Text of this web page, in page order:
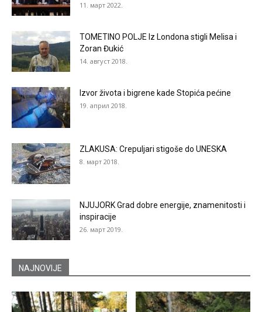
11. март 2022.
TOMETINO POLJE Iz Londona stigli Melisa i
Zoran Đukić
14. август 2018.
Izvor života i bigrene kade Stopića pećine
19. април 2018.
ZLAKUSA: Crepuljari stigoše do UNESKA
8. март 2018.
NJUJORK Grad dobre energije, znamenitosti i
inspiracije
26. март 2019.
NAJNOVIJE